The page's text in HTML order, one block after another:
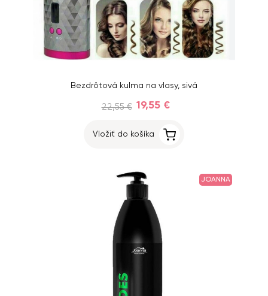
Bezdrôtová kulma na vlasy, sivá
22,55 € 19,55 €
Vložiť do košíka
JOANNA